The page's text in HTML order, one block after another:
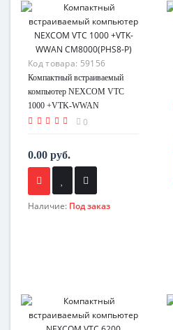
Код товара: 59156
Компактный встраиваемый
компьютер NEXCOM VTC
1000 +VTK-WWAN
CM8000(PHS8-P)
0
0.00 руб.
Наличие: Под заказ